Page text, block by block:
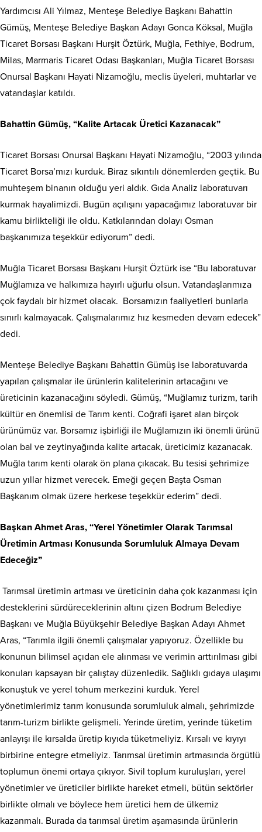
Yardımcısı Ali Yılmaz, Menteşe Belediye Başkanı Bahattin
Gümüş, Menteşe Belediye Başkan Adayı Gonca Köksal, Muğla
Ticaret Borsası Başkanı Hurşit Öztürk, Muğla, Fethiye, Bodrum,
Milas, Marmaris Ticaret Odası Başkanları, Muğla Ticaret Borsası
Onursal Başkanı Hayati Nizamoğlu, meclis üyeleri, muhtarlar ve
vatandaşlar katıldı.
Bahattin Gümüş, “Kalite Artacak Üretici Kazanacak”
Ticaret Borsası Onursal Başkanı Hayati Nizamoğlu, “2003 yılında
Ticaret Borsa’mızı kurduk. Biraz sıkıntılı dönemlerden geçtik. Bu
muhteşem binanın olduğu yeri aldık. Gıda Analiz laboratuvarı
kurmak hayalimizdi. Bugün açılışını yapacağımız laboratuvar bir
kamu birlikteliği ile oldu. Katkılarından dolayı Osman
başkanımıza teşekkür ediyorum” dedi.
Muğla Ticaret Borsası Başkanı Hurşit Öztürk ise “Bu laboratuvar
Muğlamıza ve halkımıza hayırlı uğurlu olsun. Vatandaşlarımıza
çok faydalı bir hizmet olacak. Borsamızın faaliyetleri bunlarla
sınırlı kalmayacak. Çalışmalarımız hız kesmeden devam edecek”
dedi.
Menteşe Belediye Başkanı Bahattin Gümüş ise laboratuvarda
yapılan çalışmalar ile ürünlerin kalitelerinin artacağını ve
üreticinin kazanacağını söyledi. Gümüş, “Muğlamız turizm, tarih
kültür en önemlisi de Tarım kenti. Coğrafi işaret alan birçok
ürünümüz var. Borsamız işbirliği ile Muğlamızın iki önemli ürünü
olan bal ve zeytinyağında kalite artacak, üreticimiz kazanacak.
Muğla tarım kenti olarak ön plana çıkacak. Bu tesisi şehrimize
uzun yıllar hizmet verecek. Emeği geçen Başta Osman
Başkanım olmak üzere herkese teşekkür ederim” dedi.
Başkan Ahmet Aras, “Yerel Yönetimler Olarak Tarımsal
Üretimin Artması Konusunda Sorumluluk Almaya Devam
Edeceğiz”
Tarımsal üretimin artması ve üreticinin daha çok kazanması için
desteklerini sürdüreceklerinin altını çizen Bodrum Belediye
Başkanı ve Muğla Büyükşehir Belediye Başkan Adayı Ahmet
Aras, “Tarımla ilgili önemli çalışmalar yapıyoruz. Özellikle bu
konunun bilimsel açıdan ele alınması ve verimin arttırılması gibi
konuları kapsayan bir çalıştay düzenledik. Sağlıklı gıdaya ulaşımı
konuştuk ve yerel tohum merkezini kurduk. Yerel
yönetimlerimiz tarım konusunda sorumluluk almalı, şehrimizde
tarım-turizm birlikte gelişmeli. Yerinde üretim, yerinde tüketim
anlayışı ile kırsalda üretip kıyıda tüketmeliyiz. Kırsalı ve kıyıyı
birbirine entegre etmeliyiz. Tarımsal üretimin artmasında örgütlü
toplumun önemi ortaya çıkıyor. Sivil toplum kuruluşları, yerel
yönetimler ve üreticiler birlikte hareket etmeli, bütün sektörler
birlikte olmalı ve böylece hem üretici hem de ülkemiz
kazanmalı. Burada da tarımsal üretim aşamasında ürünlerin